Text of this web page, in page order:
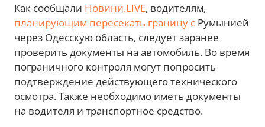
Как сообщали Новини.LIVE, водителям,
планирующим пересекать границу с Румынией
через Одесскую область, следует заранее
проверить документы на автомобиль. Во время
пограничного контроля могут попросить
подтверждение действующего технического
осмотра. Также необходимо иметь документы
на водителя и транспортное средство.